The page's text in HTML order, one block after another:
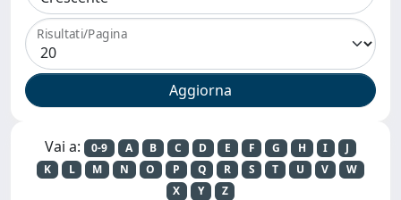
Risultati/Pagina
Vai a: 0-9 A B C D E F G H I
J
K
L M N O P Q R S T U V
W
X
Y Z